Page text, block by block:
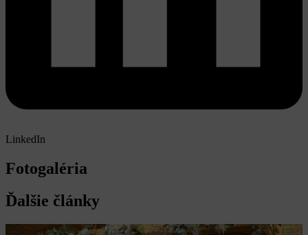
LinkedIn
Fotogaléria
Ďalšie články